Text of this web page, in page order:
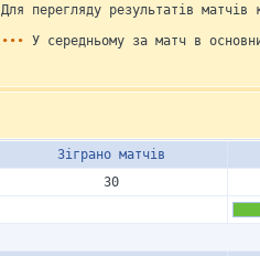
Для перегляду результатів
••• У середньому за матч в
Зіграно матчів
30